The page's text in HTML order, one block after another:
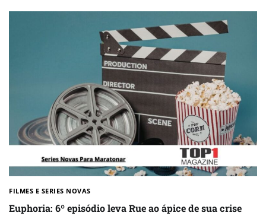
FILMES E SERIES NOVAS​
Euphoria: 6º episódio leva Rue ao ápice de sua crise